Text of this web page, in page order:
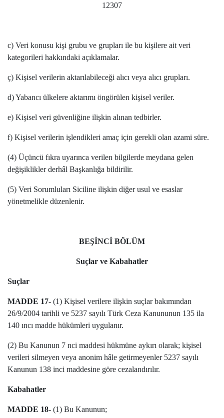
12307
c) Veri konusu kişi grubu ve grupları ile bu kişilere ait veri
kategorileri hakkındaki açıklamalar.
ç) Kişisel verilerin aktarılabileceği alıcı veya alıcı grupları.
d) Yabancı ülkelere aktarımı öngörülen kişisel veriler.
e) Kişisel veri güvenliğine ilişkin alınan tedbirler.
f) Kişisel verilerin işlendikleri amaç için gerekli olan azami süre.
(4) Üçüncü fıkra uyarınca verilen bilgilerde meydana gelen
değişiklikler derhâl Başkanlığa bildirilir.
(5) Veri Sorumluları Siciline ilişkin diğer usul ve esaslar
yönetmelikle düzenlenir.
BEŞİNCİ BÖLÜM
Suçlar ve Kabahatler
Suçlar
MADDE 17- (1) Kişisel verilere ilişkin suçlar bakımından
26/9/2004 tarihli ve 5237 sayılı Türk Ceza Kanununun 135 ila
140 ıncı madde hükümleri uygulanır.
(2) Bu Kanunun 7 nci maddesi hükmüne aykırı olarak; kişisel
verileri silmeyen veya anonim hâle getirmeyenler 5237 sayılı
Kanunun 138 inci maddesine göre cezalandırılır.
Kabahatler
MADDE 18- (1) Bu Kanunun;